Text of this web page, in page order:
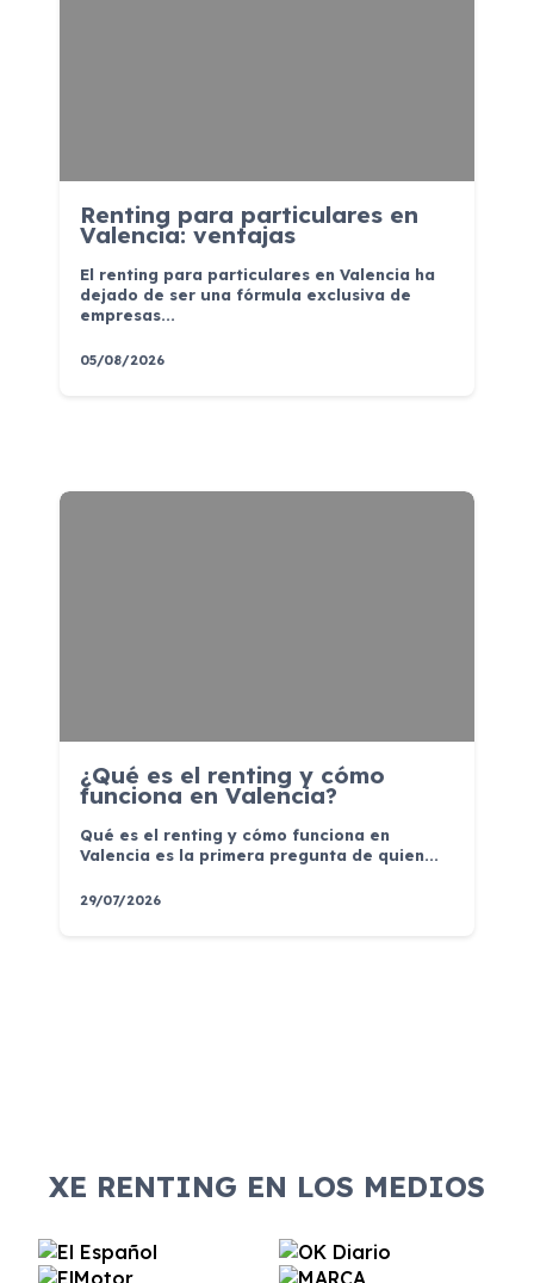
Renting para particulares en
Valencia: ventajas
El renting para particulares en Valencia ha
dejado de ser una fórmula exclusiva de
empresas...
05/08/2026
¿Qué es el renting y cómo
funciona en Valencia?
Qué es el renting y cómo funciona en
Valencia es la primera pregunta de quien...
29/07/2026
XE RENTING EN LOS MEDIOS